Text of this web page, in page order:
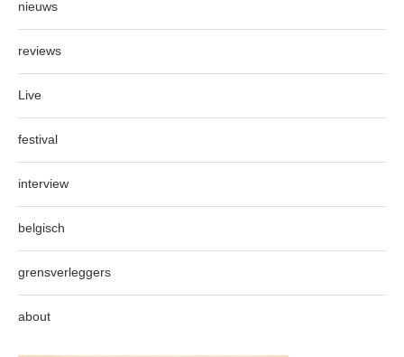
nieuws
reviews
Live
festival
interview
belgisch
grensverleggers
about